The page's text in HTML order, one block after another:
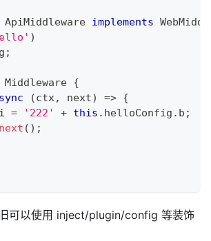
ApiMiddleware implements
)
;
Middleware {
(ctx, next) => {
= '222' + this . helloConfig . b ;
next ( ) ;
可以使用 inject/plugin/config 等装饰